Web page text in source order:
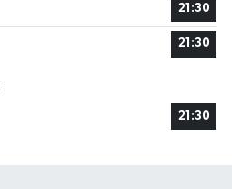
21:30
21:30
21:30